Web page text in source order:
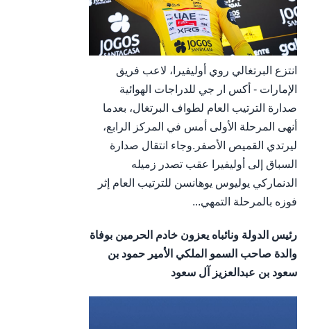
انتزع البرتغالي روي أوليفيرا، لاعب فريق
الإمارات - أكس ار جي للدراجات الهوائية
صدارة الترتيب العام لطواف البرتغال، بعدما
أنهى المرحلة الأولى أمس في المركز الرابع،
ليرتدي القميص الأصفر.وجاء انتقال صدارة
السباق إلى أوليفيرا عقب تصدر زميله
الدنماركي يوليوس يوهانسن للترتيب العام إثر
فوزه بالمرحلة التمهي...
رئيس الدولة ونائباه يعزون خادم الحرمين بوفاة
والدة صاحب السمو الملكي الأمير حمود بن
سعود بن عبدالعزيز آل سعود